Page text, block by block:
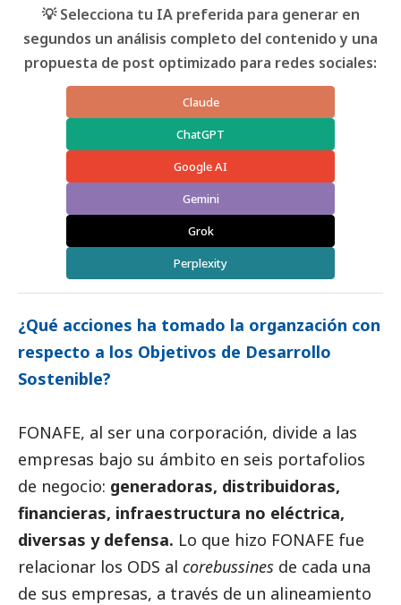
💡 Selecciona tu IA preferida para generar en
segundos un análisis completo del contenido y una
propuesta de post optimizado para redes sociales:
Claude
ChatGPT
Google AI
Gemini
Grok
Perplexity
¿Qué acciones ha tomado la organzación con
respecto a los Objetivos de Desarrollo
Sostenible?
FONAFE, al ser una corporación, divide a las
empresas bajo su ámbito en seis portafolios
de negocio: generadoras, distribuidoras,
financieras, infraestructura no eléctrica,
diversas y defensa. Lo que hizo FONAFE fue
relacionar los ODS al corebussines de cada una
de sus empresas, a través de un alineamiento